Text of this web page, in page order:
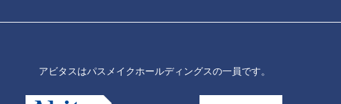
アビタスはパスメイクホールディングスの一員です。